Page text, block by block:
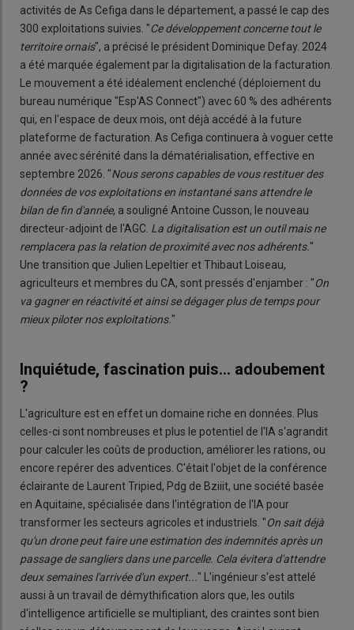
activités de As Cefiga dans le département, a passé le cap des
300 exploitations suivies. "Ce développement concerne tout le
territoire ornais", a précisé le président Dominique Defay. 2024
a été marquée également par la digitalisation de la facturation.
Le mouvement a été idéalement enclenché (déploiement du
bureau numérique "Esp'AS Connect") avec 60 % des adhérents
qui, en l'espace de deux mois, ont déjà accédé à la future
plateforme de facturation. As Cefiga continuera à voguer cette
année avec sérénité dans la dématérialisation, effective en
septembre 2026. "Nous serons capables de vous restituer des
données de vos exploitations en instantané sans attendre le
bilan de fin d'année, a souligné Antoine Cusson, le nouveau
directeur-adjoint de l'AGC. La digitalisation est un outil mais ne
remplacera pas la relation de proximité avec nos adhérents."
Une transition que Julien Lepeltier et Thibaut Loiseau,
agriculteurs et membres du CA, sont pressés d'enjamber : "On
va gagner en réactivité et ainsi se dégager plus de temps pour
mieux piloter nos exploitations."
Inquiétude, fascination puis... adoubement
?
L'agriculture est en effet un domaine riche en données. Plus
celles-ci sont nombreuses et plus le potentiel de l'IA s'agrandit
pour calculer les coûts de production, améliorer les rations, ou
encore repérer des adventices. C'était l'objet de la conférence
éclairante de Laurent Tripied, Pdg de Bziiit, une société basée
en Aquitaine, spécialisée dans l'intégration de l'IA pour
transformer les secteurs agricoles et industriels. "On sait déjà
qu'un drone peut faire une estimation des indemnités après un
passage de sangliers dans une parcelle. Cela évitera d'attendre
deux semaines l'arrivée d'un expert... " L'ingénieur s'est attelé
aussi à un travail de démythification alors que, les outils
d'intelligence artificielle se multipliant, des craintes sont bien